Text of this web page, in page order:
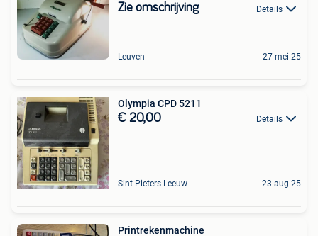
Zie omschrijving Details
Leuven 27 mei 25
Olympia CPD 5211
€ 20,00 Details
Sint-Pieters-Leeuw 23 aug 25
Printrekenmachine